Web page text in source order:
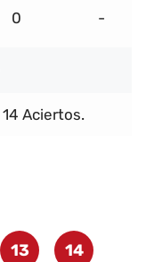
0 -
Aciertos.
13 14